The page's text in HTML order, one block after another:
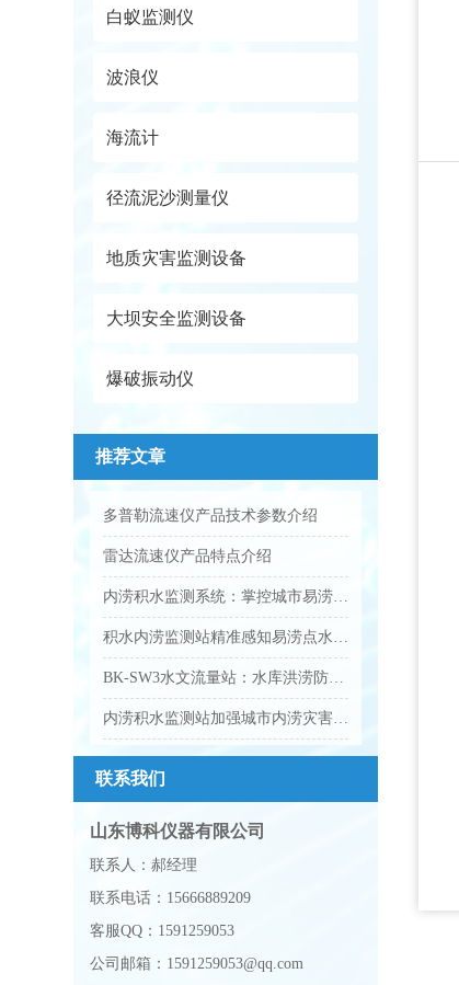
白蚁监测仪
波浪仪
海流计
径流泥沙测量仪
地质灾害监测设备
大坝安全监测设备
爆破振动仪
推荐文章
多普勒流速仪产品技术参数介绍
雷达流速仪产品特点介绍
内涝积水监测系统：掌控城市易涝点积水情况
积水内涝监测站精准感知易涝点水位变化
BK-SW3水文流量站：水库洪涝防御工作的电子眼
内涝积水监测站加强城市内涝灾害预警能力
联系我们
山东博科仪器有限公司
联系人：郝经理
联系电话：15666889209
客服QQ：1591259053
公司邮箱：1591259053@qq.com